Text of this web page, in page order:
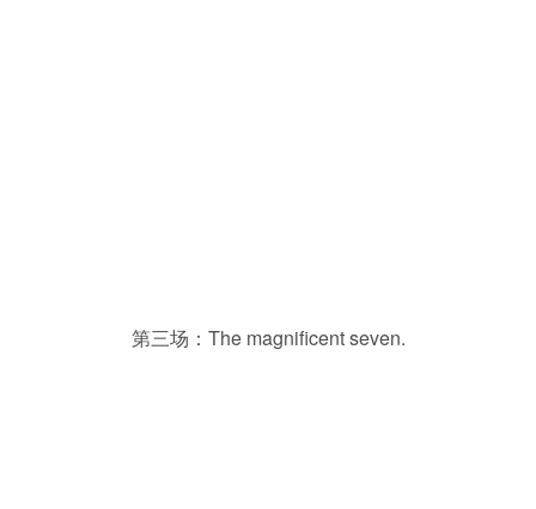
第三场：The magnificent seven.